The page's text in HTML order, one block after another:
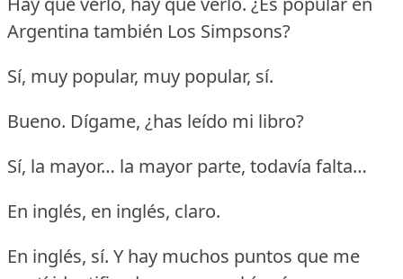
Argentina también Los Simpsons?
Sí, muy popular, muy popular, sí.
Bueno. Dígame, ¿has leído mi libro?
Sí, la mayor… la mayor parte, todavía falta…
En inglés, en inglés, claro.
En inglés, sí. Y hay muchos puntos que me